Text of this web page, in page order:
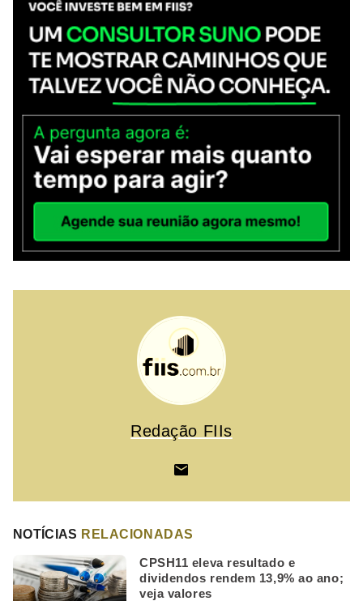
Redação FIIs
NOTÍCIAS RELACIONADAS
CPSH11 eleva resultado e
dividendos rendem 13,9% ao ano;
veja valores